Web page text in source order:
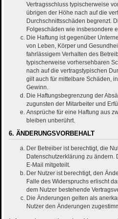
Vertragsschluss typischerweise
übrigen der Höhe nach auf die
Durchschnittsschäden begrenzt.
Folgeschäden wie insbesondere
Die Haftung ist gegenüber
von Leben, Körper und
fahrlässigem Verhalten des
typischerweise vorhersehbaren
nach auf die vertragstypischen
gilt auch für mittelbare Schäden,
Gewinn.
Die Haftungsbegrenzung der
zugunsten der Mitarbeiter und
Ansprüche für eine Haftung aus
bleiben unberührt.
6. ÄNDERUNGSVORBEHALT
Der Betreiber ist berechtigt, die
Datenschutzerklärung zu
E-Mail mitgeteilt.
Der Nutzer ist berechtigt, den
Falle des Widerspruchs erlischt
dem Nutzer bestehende
Die Änderungen gelten als
Nutzer den Änderungen